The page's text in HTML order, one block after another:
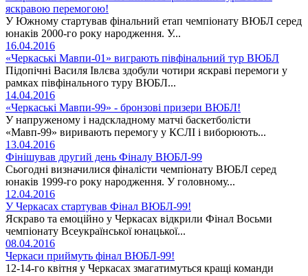
яскравою перемогою!
У Южному стартував фінальний етап чемпіонату ВЮБЛ серед
юнаків 2000-го року народження. У...
16.04.2016
«Черкаські Мавпи-01» виграють півфінальний тур ВЮБЛ
Підопічні Василя Івлєва здобули чотири яскраві перемоги у
рамках півфінального туру ВЮБЛ...
14.04.2016
«Черкаські Мавпи-99» - бронзові призери ВЮБЛ!
У напруженому і надскладному матчі баскетболісти
«Мавп-99» виривають перемогу у КСЛІ і виборюють...
13.04.2016
Фінішував другий день Фіналу ВЮБЛ-99
Сьогодні визначилися фіналісти чемпіонату ВЮБЛ серед
юнаків 1999-го року народження. У головному...
12.04.2016
У Черкасах стартував Фінал ВЮБЛ-99!
Яскраво та емоційно у Черкасах відкрили Фінал Восьми
чемпіонату Всеукраїнської юнацької...
08.04.2016
Черкаси приймуть фінал ВЮБЛ-99!
12-14-го квітня у Черкасах змагатимуться кращі команди